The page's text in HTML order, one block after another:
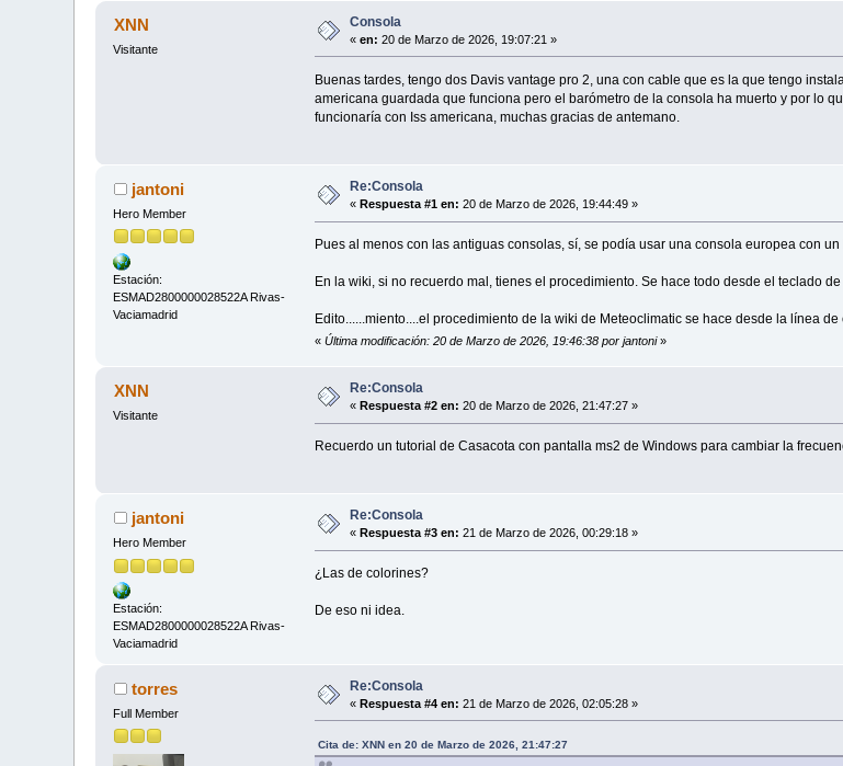
XNN
Visitante
Consola
«en: 20 de Marzo de 2026, 19:07:21 »
Buenas tardes, tengo dos Davis vantage pro 2, una con cable que es la que tengo
americana guardada que funciona pero el barómetro de la consola ha muerto y por lo
funcionaría con Iss americana, muchas gracias de antemano.
jantoni
Hero Member
Estación:
ESMAD2800000028522A Rivas-
Vaciamadrid
Re:Consola
«Respuesta #1 en: 20 de Marzo de 2026, 19:44:49 »
Pues al menos con las antiguas consolas, sí, se podía usar una consola europea con
En la wiki, si no recuerdo mal, tienes el procedimiento. Se hace todo desde el teclado
Edito......miento....el procedimiento de la wiki de Meteoclimatic se hace desde la línea
« Última modificación: 20 de Marzo de 2026, 19:46:38 por jantoni»
XNN
Visitante
Re:Consola
« Respuesta #2 en: 20 de Marzo de 2026, 21:47:27 »
Recuerdo un tutorial de Casacota con pantalla ms2 de Windows para cambiar la
jantoni
Hero Member
Estación:
ESMAD2800000028522A Rivas-
Vaciamadrid
Re:Consola
« Respuesta #3 en: 21 de Marzo de 2026, 00:29:18 »
¿Las de colorines?
De eso ni idea.
torres
Full Member
Re:Consola
«Respuesta #4 en: 21 de Marzo de 2026, 02:05:28 »
Cita de: XNN en 20 de Marzo de 2026, 21:47:27